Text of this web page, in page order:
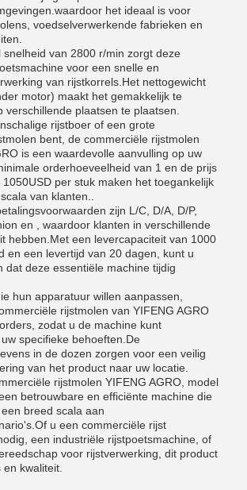
het ideaal is voor
voedselverwerkende fabrieken en
snelheid van 2800 r/min zorgt deze
voor een snelle en
van rijstkorrels.Het nettogewicht
motor) maakt het gemakkelijk te
verschillende plaatsen te plaatsen.
rijstboer of een grote
bent, de commerciële rijstmolen
is een waardevolle aanvulling op uw
orderhoeveelheid van 1 en de prijs
per stuk maken het toegankelijk
van klanten..
zijn L/C, D/A, D/P,
en , waardoor klanten in verschillende
hebben.Met een levercapaciteit van 1000
en een levertijd van 20 dagen, kunt u
dat deze essentiële machine tijdig
hun apparatuur willen aanpassen,
rijstmolen van YIFENG AGRO
zodat u de machine kunt
specifieke behoeften.De
in de dozen zorgen voor een veilig
van het product naar uw locatie.
rijstmolen YIFENG AGRO, model
betrouwbare en efficiënte machine die
breed scala aan
u een commerciële rijst
een industriële rijstpoetsmachine, of
voor rijstverwerking, dit product
kwaliteit.